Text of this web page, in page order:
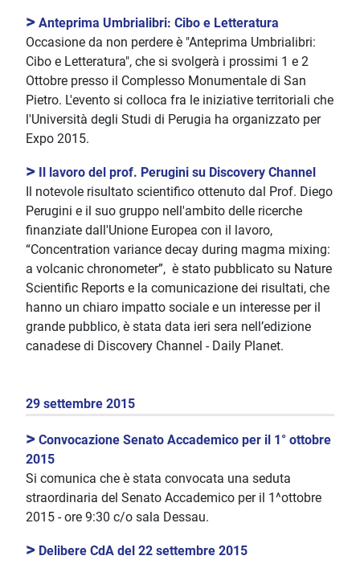
> Anteprima Umbrialibri: Cibo e Letteratura
Occasione da non perdere è "Anteprima Umbrialibri:
Cibo e Letteratura", che si svolgerà i prossimi 1 e 2
Ottobre presso il Complesso Monumentale di San
Pietro. L'evento si colloca fra le iniziative territoriali che
l'Università degli Studi di Perugia ha organizzato per
Expo 2015.
>
Il lavoro del prof. Perugini su Discovery Channel
Il notevole risultato scientifico ottenuto dal Prof. Diego
Perugini e il suo gruppo nell'ambito delle ricerche
finanziate dall'Unione Europea con il lavoro,
“Concentration variance decay during magma mixing:
a volcanic chronometer”, è stato pubblicato su Nature
Scientific Reports e la comunicazione dei risultati, che
hanno un chiaro impatto sociale e un interesse per il
grande pubblico, è stata data ieri sera nell’edizione
canadese di Discovery Channel - Daily Planet.
29 settembre 2015
> Convocazione Senato Accademico per il 1° ottobre
2015
Si comunica che è stata convocata una seduta
straordinaria del Senato Accademico per il 1^ottobre
2015 - ore 9:30 c/o sala Dessau.
> Delibere CdA del 22 settembre 2015